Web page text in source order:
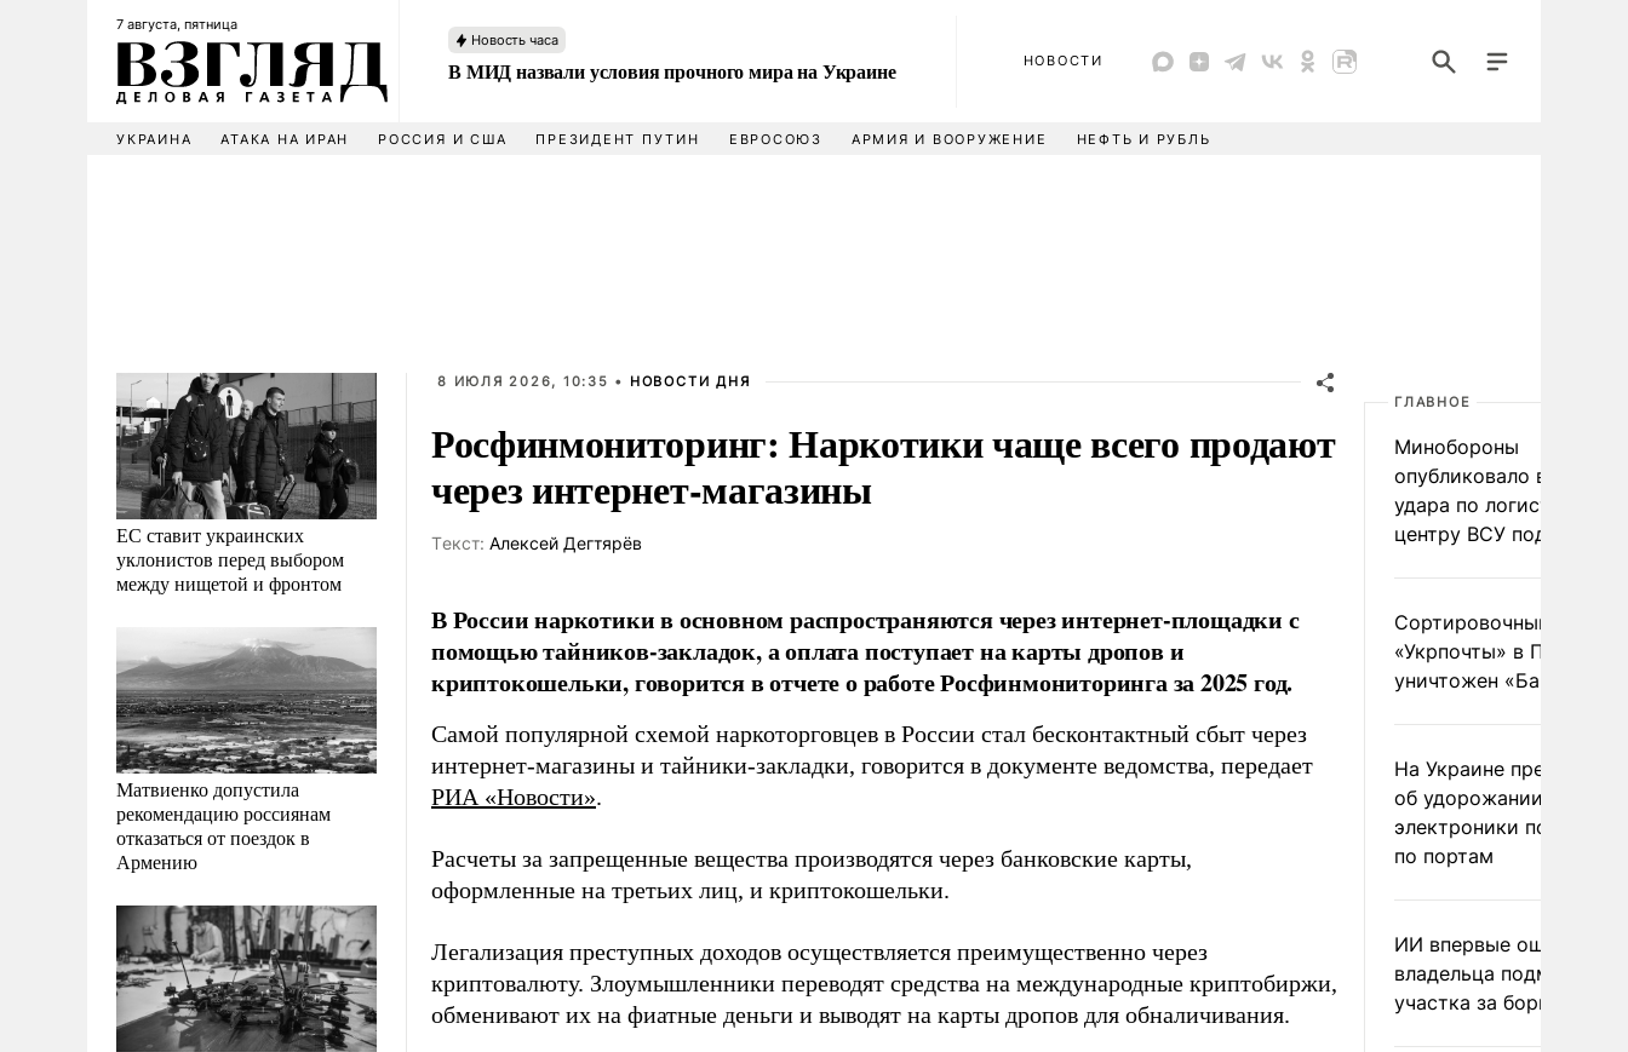
7 августа, пятница
Новость часа
В МИД назвали условия прочного мира на Украине НОВОСТИ
УКРАИНА АТАКА НА ИРАН РОССИЯ И США ПРЕЗИДЕНТ ПУТИН ЕВРОСОЮЗ АРМИЯ И ВООРУЖЕНИЕ НЕФТЬ И РУБЛЬ
ЕС ставит украинских
уклонистов перед выбором
между нищетой и фронтом
Матвиенко допустила
рекомендацию россиянам
отказаться от поездок в
Армению
8 ИЮЛЯ 2026, 10:35 • НОВОСТИ ДНЯ
Росфинмониторинг: Наркотики чаще всего продают
через интернет-магазины
Tекст: Алексей Дегтярёв
В России наркотики в основном распространяются через интернет-площадки с
помощью тайников-закладок, а оплата поступает на карты дропов и
криптокошельки, говорится в отчете о работе Росфинмониторинга за 2025 год.
Самой популярной схемой наркоторговцев в России стал бесконтактный сбыт через
интернет-магазины и тайники-закладки, говорится в документе ведомства, передает
РИА «Новости».
Расчеты за запрещенные вещества производятся через банковские карты,
оформленные на третьих лиц, и криптокошельки.
Легализация преступных доходов осуществляется преимущественно через
криптовалюту. Злоумышленники переводят средства на международные криптобиржи,
обменивают их на фиатные деньги и выводят на карты дропов для обналичивания.
ГЛАВНОЕ
Минобороны
опубликовало видео
удара по
центру ВСУ под Киевом
Сортировочный пункт
«Укрпочты» в
уничтожен
На Украине
об удорожании
электроники после
по портам
ИИ впервые
владельца
участка за борщевик